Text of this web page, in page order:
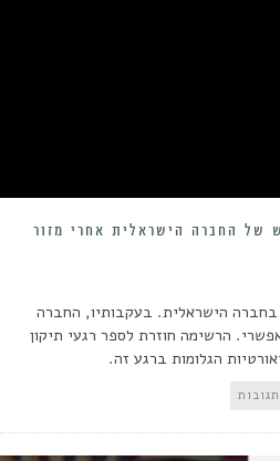
של החברה הישראלית אחרי מזור
בחברה הישראלית. בעקבותיו, החברה
הרשימה חוזרת לספר רגעי תיקון
הגלומות ברגע זה.